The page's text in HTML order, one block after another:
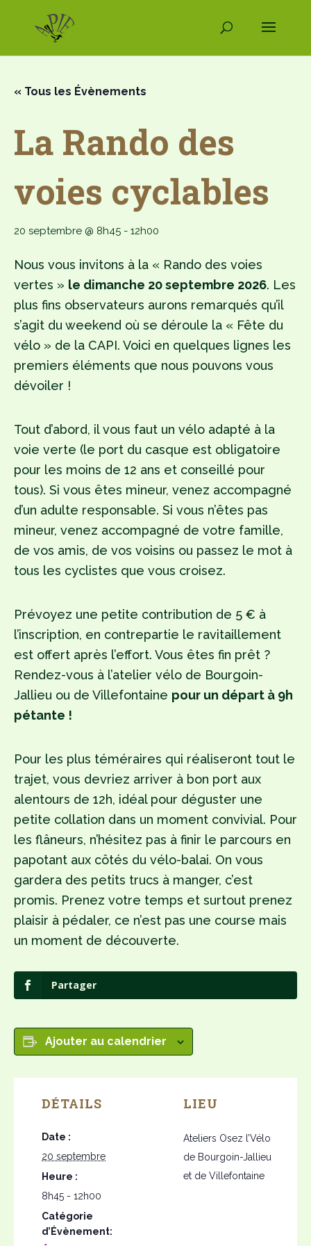
« Tous les Évènements
La Rando des
voies cyclables
20 septembre @ 8h45 - 12h00
Nous vous invitons à la « Rando des voies
vertes » le dimanche 20 septembre 2026. Les
plus fins observateurs aurons remarqués qu’il
s’agit du weekend où se déroule la « Fête du
vélo » de la CAPI. Voici en quelques lignes les
premiers éléments que nous pouvons vous
dévoiler !
Tout d’abord, il vous faut un vélo adapté à la
voie verte (le port du casque est obligatoire
pour les moins de 12 ans et conseillé pour
tous). Si vous êtes mineur, venez accompagné
d’un adulte responsable. Si vous n’êtes pas
mineur, venez accompagné de votre famille,
de vos amis, de vos voisins ou passez le mot à
tous les cyclistes que vous croisez.
Prévoyez une petite contribution de 5 € à
l’inscription, en contrepartie le ravitaillement
est offert après l’effort. Vous êtes fin prêt ?
Rendez-vous à l’atelier vélo de Bourgoin-
Jallieu ou de Villefontaine pour un départ à 9h
pétante !
Pour les plus téméraires qui réaliseront tout le
trajet, vous devriez arriver à bon port aux
alentours de 12h, idéal pour déguster une
petite collation dans un moment convivial. Pour
les flâneurs, n’hésitez pas à finir le parcours en
papotant aux côtés du vélo-balai. On vous
gardera des petits trucs à manger, c’est
promis. Prenez votre temps et surtout prenez
plaisir à pédaler, ce n’est pas une course mais
un moment de découverte.
Partager
Ajouter au calendrier
DÉTAILS
Date :
20 septembre
Heure :
8h45 - 12h00
Catégorie
d’Évènement:
LIEU
Ateliers Osez l’Vélo
de Bourgoin-Jallieu
et de Villefontaine